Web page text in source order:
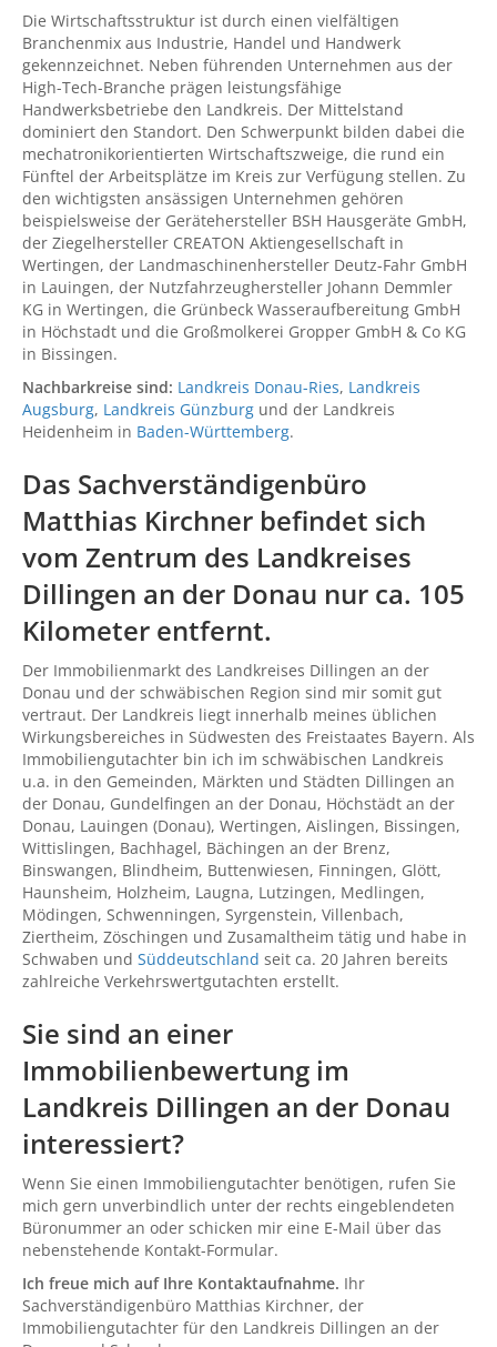
Die Wirtschaftsstruktur ist durch einen vielfältigen
Branchenmix aus Industrie, Handel und Handwerk
gekennzeichnet. Neben führenden Unternehmen aus der
High-Tech-Branche prägen leistungsfähige
Handwerksbetriebe den Landkreis. Der Mittelstand
dominiert den Standort. Den Schwerpunkt bilden dabei die
mechatronikorientierten Wirtschaftszweige, die rund ein
Fünftel der Arbeitsplätze im Kreis zur Verfügung stellen. Zu
den wichtigsten ansässigen Unternehmen gehören
beispielsweise der Gerätehersteller BSH Hausgeräte GmbH,
der Ziegelhersteller CREATON Aktiengesellschaft in
Wertingen, der Landmaschinenhersteller Deutz-Fahr GmbH
in Lauingen, der Nutzfahrzeughersteller Johann Demmler
KG in Wertingen, die Grünbeck Wasseraufbereitung GmbH
in Höchstadt und die Großmolkerei Gropper GmbH & Co KG
in Bissingen.
Nachbarkreise sind: Landkreis Donau-Ries, Landkreis
Augsburg, Landkreis Günzburg und der Landkreis
Heidenheim in Baden-Württemberg.
Das Sachverständigenbüro
Matthias Kirchner befindet sich
vom Zentrum des Landkreises
Dillingen an der Donau nur ca. 105
Kilometer entfernt.
Der Immobilienmarkt des Landkreises Dillingen an der
Donau und der schwäbischen Region sind mir somit gut
vertraut. Der Landkreis liegt innerhalb meines üblichen
Wirkungsbereiches in Südwesten des Freistaates Bayern. Als
Immobiliengutachter bin ich im schwäbischen Landkreis
u.a. in den Gemeinden, Märkten und Städten Dillingen an
der Donau, Gundelfingen an der Donau, Höchstädt an der
Donau, Lauingen (Donau), Wertingen, Aislingen, Bissingen,
Wittislingen, Bachhagel, Bächingen an der Brenz,
Binswangen, Blindheim, Buttenwiesen, Finningen, Glött,
Haunsheim, Holzheim, Laugna, Lutzingen, Medlingen,
Mödingen, Schwenningen, Syrgenstein, Villenbach,
Ziertheim, Zöschingen und Zusamaltheim tätig und habe in
Schwaben und Süddeutschland seit ca. 20 Jahren bereits
zahlreiche Verkehrswertgutachten erstellt.
Sie sind an einer
Immobilienbewertung im
Landkreis Dillingen an der Donau
interessiert?
Wenn Sie einen Immobiliengutachter benötigen, rufen Sie
mich gern unverbindlich unter der rechts eingeblendeten
Büronummer an oder schicken mir eine E-Mail über das
nebenstehende Kontakt-Formular.
Ich freue mich auf Ihre Kontaktaufnahme. Ihr
Sachverständigenbüro Matthias Kirchner, der
Immobiliengutachter für den Landkreis Dillingen an der